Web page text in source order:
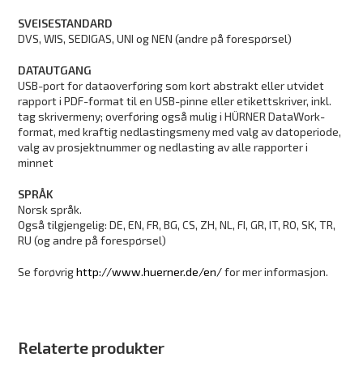
SVEISESTANDARD
DVS, WIS, SEDIGAS, UNI og NEN (andre på forespørsel)
DATAUTGANG
USB-port for dataoverføring som kort abstrakt eller utvidet
rapport i PDF-format til en USB-pinne eller etikettskriver, inkl.
tag skrivermeny; overføring også mulig i HÜRNER DataWork-
format, med kraftig nedlastingsmeny med valg av datoperiode,
valg av prosjektnummer og nedlasting av alle rapporter i
minnet
SPRÅK
Norsk språk.
Også tilgjengelig: DE, EN, FR, BG, CS, ZH, NL, FI, GR, IT, RO, SK, TR,
RU (og andre på forespørsel)
Se forøvrighttp://www.huerner.de/en/for mer informasjon.
Relaterte produkter